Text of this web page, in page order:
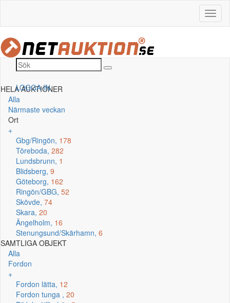
LOGGA IN
HELA AUKTIONER
Alla
Närmaste veckan
Ort
+
Gbg/Ringön, 178
Töreboda, 282
Lundsbrunn, 1
Blidsberg, 9
Göteborg, 162
Ringön/GBG, 52
Skövde, 74
Skara, 20
Ängelholm, 16
Stenungsund/Skärhamn, 6
SAMTLIGA OBJEKT
Alla
Fordon
+
Fordon lätta, 12
Fordon tunga , 20